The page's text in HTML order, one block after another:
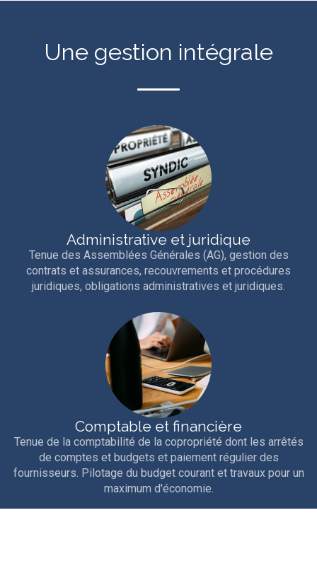
Une gestion intégrale
Administrative et juridique
Tenue des Assemblées Générales (AG), gestion des
contrats et assurances, recouvrements et procédures
juridiques, obligations administratives et juridiques.
Comptable et financière
Tenue de la comptabilité de la copropriété dont les arrêtés
de comptes et budgets et paiement régulier des
fournisseurs. Pilotage du budget courant et travaux pour un
maximum d'économie.